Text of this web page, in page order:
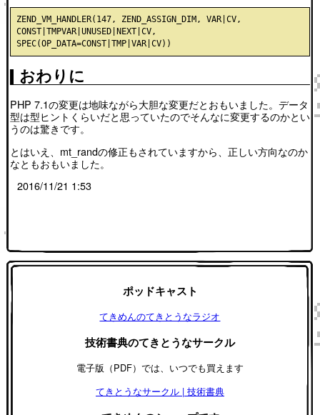
ZEND_VM_HANDLER(147, ZEND_ASSIGN_DIM, VAR|CV,
CONST|TMPVAR|UNUSED|NEXT|CV,
おわりに
PHP 7.1の変更は地味ながら大胆な変更だとおもいました。データ
型は型ヒントくらいだと思っていたのでそんなに変更するのかとい
うのは驚きです。
とはいえ、mt_randの修正もされていますから、正しい方向なのか
なともおもいました。
2016/11/21 1:53
ポッドキャスト
てきめんのてきとうなラジオ
技術書典のてきとうなサークル
電子版（PDF）では、いつでも買えます
てきとうなサークル | 技術書典